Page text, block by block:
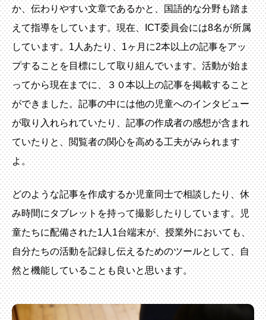
か、伝わりやすい文章であるかと、国語的な分野も踏ま
えて指導をしています。現在、ICT委員会には8名が所属
しています。1人あたり、1ヶ月に2本以上の記事をアッ
プすることを目標にして取り組んでいます。活動が始ま
ってから現在までに、３０本以上の記事を掲載すること
ができました。記事の中には他の児童へのインタビュー
が取り入れられていたり、記事の作成者の感想が含まれ
ていたりと、閲覧者の関心を高める工夫がみられます
よ。
どのような記事を作成するか児童同士で相談したり、休
み時間にタブレットを持って撮影したりしています。児
童たちに配備された1人1台端末が、授業外においても、
自分たちの活動を記録し伝えるためのツールとして、自
然と機能していることも良いと思います。